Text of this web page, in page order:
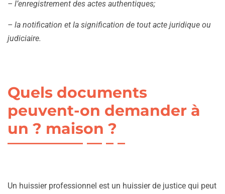
– l’enregistrement des actes authentiques;
– la notification et la signification de tout acte juridique ou
judiciaire.
Quels documents
peuvent-on demander à
un ? maison ?
Un huissier professionnel est un huissier de justice qui peut